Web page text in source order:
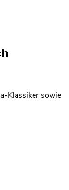
Klassiker sowie